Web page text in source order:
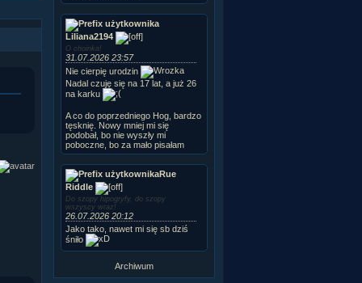
Liliana2194
O choinka!
31.07.2026 23:57
Nie cierpię urodzin
Nadal czuję się na 17 lat, a już 26
na karku
A co do poprzedniego Hog, bardzo
tęsknię. Nowy mniej mi się
podobał, bo nie wyszły mi
poboczne, bo za mało pisałam
Rue
Riddle
Do szopy hipogryfy, do szopy
wszyscy wraz!
26.07.2026 20:12
Jako tako, nawet mi się sb dziś
śniło
Archiwum